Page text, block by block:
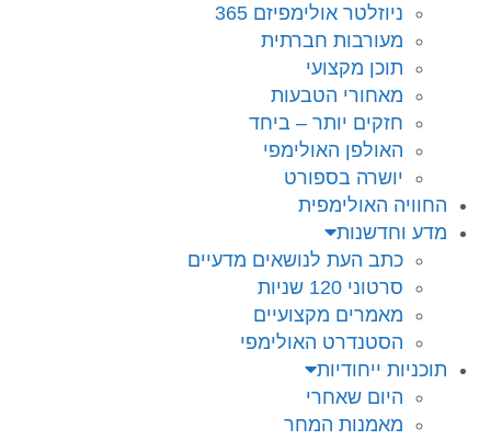
ניוזלטר אולימפיזם 365
מעורבות חברתית
תוכן מקצועי
מאחורי הטבעות
חזקים יותר – ביחד
האולפן האולימפי
יושרה בספורט
החוויה האולימפית
מדע וחדשנות
כתב העת לנושאים מדעיים
סרטוני 120 שניות
מאמרים מקצועיים
הסטנדרט האולימפי
תוכניות ייחודיות
היום שאחרי
מאמנות המחר